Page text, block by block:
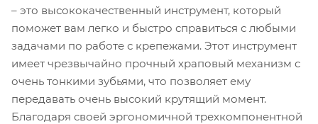
– это высококачественный инструмент, который
поможет вам легко и быстро справиться с любыми
задачами по работе с крепежами. Этот инструмент
имеет чрезвычайно прочный храповый механизм с
очень тонкими зубьями, что позволяет ему
передавать очень высокий крутящий момент.
Благодаря своей эргономичной трехкомпонентной